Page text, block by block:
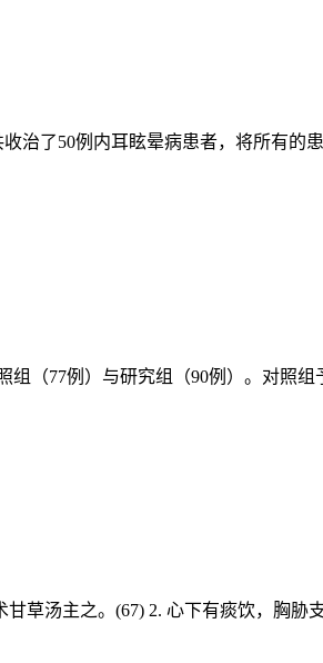
治了50例内耳眩晕病患者，将所有的
（77例）与研究组（90例）。对照
草汤主之。(67) 2. 心下有痰饮，胸胁